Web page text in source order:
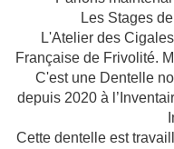
Les Stages
L'Atelier des
Française de Frivolité.
C'est une Dentelle
depuis 2020 à
Cette dentelle est